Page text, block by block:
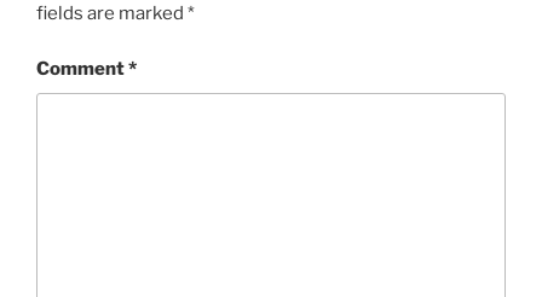
fields are marked *
Comment*